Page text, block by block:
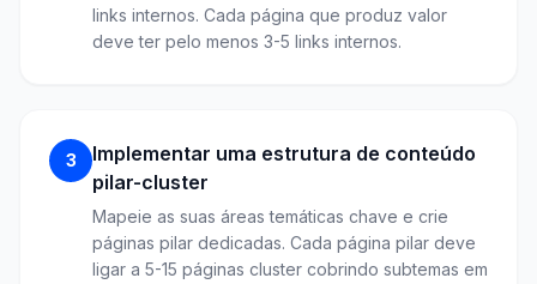
links internos. Cada página que produz valor
deve ter pelo menos 3-5 links internos.
3
Implementar uma estrutura de conteúdo
pilar-cluster
Mapeie as suas áreas temáticas chave e crie
páginas pilar dedicadas. Cada página pilar deve
ligar a 5-15 páginas cluster cobrindo subtemas em